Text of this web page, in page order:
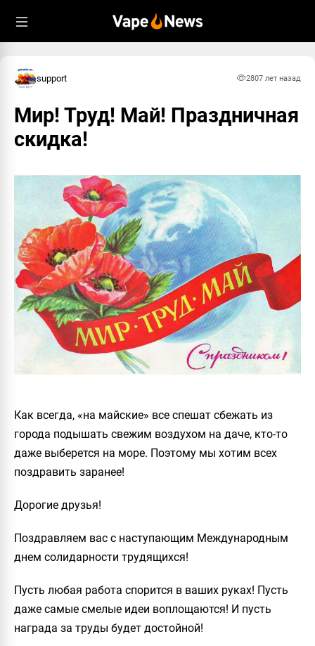
support 2807 лет назад
Мир! Труд! Май! Праздничная
скидка!
Как всегда, «на майские» все спешат сбежать из
города подышать свежим воздухом на даче, кто-то
даже выберется на море. Поэтому мы хотим всех
поздравить заранее!
Дорогие друзья!
Поздравляем вас с наступающим Международным
днем солидарности трудящихся!
Пусть любая работа спорится в ваших руках! Пусть
даже самые смелые идеи воплощаются! И пусть
награда за труды будет достойной!